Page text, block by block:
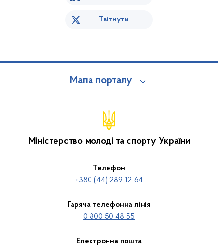
Твітнути
Мапа порталу
Міністерство молоді та спорту України
Телефон
+380 (44) 289-12-64
Гаряча телефонна лінія
0 800 50 48 55
Електронна пошта